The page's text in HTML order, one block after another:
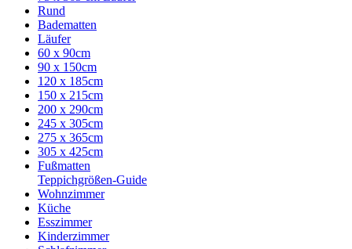
Rund
Badematten
Läufer
60 x 90cm
90 x 150cm
120 x 185cm
150 x 215cm
200 x 290cm
245 x 305cm
275 x 365cm
305 x 425cm
Fußmatten
Teppichgrößen-Guide
Wohnzimmer
Küche
Esszimmer
Kinderzimmer